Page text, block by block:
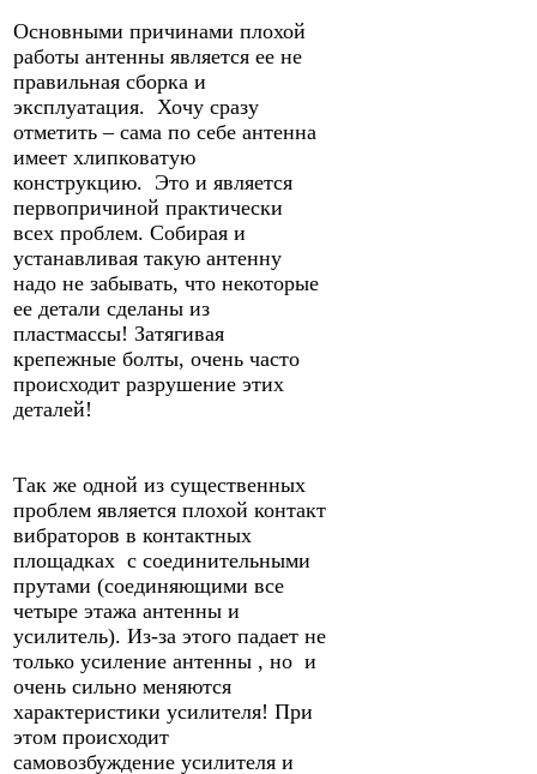
Основными причинами плохой
работы антенны является ее не
правильная сборка и
эксплуатация. Хочу сразу
отметить – сама по себе антенна
имеет хлипковатую
конструкцию. Это и является
первопричиной практически
всех проблем. Собирая и
устанавливая такую антенну
надо не забывать, что некоторые
ее детали сделаны из
пластмассы! Затягивая
крепежные болты, очень часто
происходит разрушение этих
деталей!
Так же одной из существенных
проблем является плохой контакт
вибраторов в контактных
площадках с соединительными
прутами (соединяющими все
четыре этажа антенны и
усилитель). Из-за этого падает не
только усиление антенны , но и
очень сильно меняются
характеристики усилителя! При
этом происходит
самовозбуждение усилителя и